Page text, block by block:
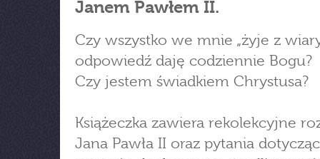
Janem Pawłem II.
Czy wszystko we mnie „żyje z
odpowiedź daję codziennie Bogu?
Czy jestem świadkiem Chrystusa?
Książeczka zawiera rekolekcyjne
Jana Pawła II oraz pytania